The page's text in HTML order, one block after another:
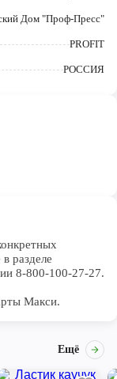
Дом "Проф-Пресс"
PROFIT
РОССИЯ
разделе
8-800-100-27-27.
Макси.
Ещё